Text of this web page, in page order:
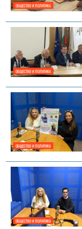
ОБЩЕСТВО И ПОЛИТИКА
ОБЩЕСТВО И ПОЛИТИКА
ОБЩЕСТВО И ПОЛИТИКА
ОБЩЕСТВО И ПОЛИТИКА